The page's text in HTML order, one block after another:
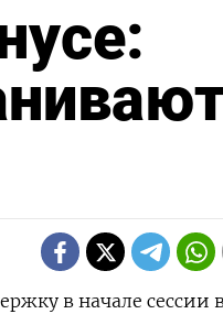
в начале сессии